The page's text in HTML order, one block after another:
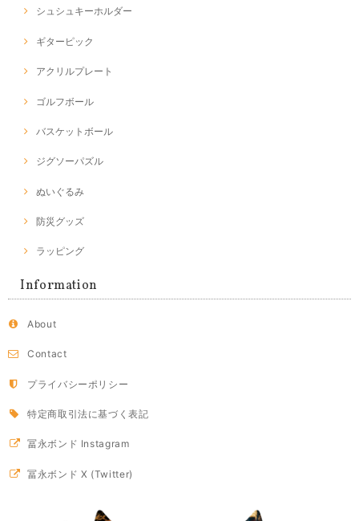
シュシュキーホルダー
ギターピック
アクリルプレート
ゴルフボール
バスケットボール
ジグソーパズル
ぬいぐるみ
防災グッズ
ラッピング
Information
About
Contact
プライバシーポリシー
特定商取引法に基づく表記
冨永ボンド Instagram
冨永ボンド X (Twitter)